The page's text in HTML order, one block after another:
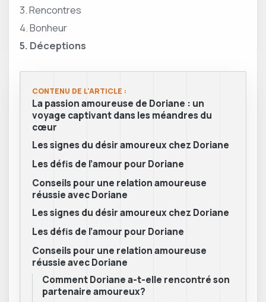
3. Rencontres
4. Bonheur
5. Déceptions
CONTENU DE L'ARTICLE :
La passion amoureuse de Doriane : un
voyage captivant dans les méandres du
cœur
Les signes du désir amoureux chez Doriane
Les défis de l’amour pour Doriane
Conseils pour une relation amoureuse
réussie avec Doriane
Les signes du désir amoureux chez Doriane
Les défis de l’amour pour Doriane
Conseils pour une relation amoureuse
réussie avec Doriane
Comment Doriane a-t-elle rencontré son
partenaire amoureux?